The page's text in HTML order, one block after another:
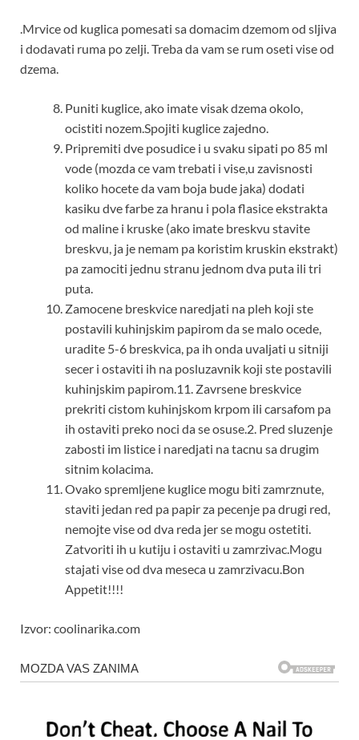
.Mrvice od kuglica pomesati sa domacim dzemom od sljiva
i dodavati ruma po zelji. Treba da vam se rum oseti vise od
dzema.
Puniti kuglice, ako imate visak dzema okolo,
ocistiti nozem.Spojiti kuglice zajedno.
Pripremiti dve posudice i u svaku sipati po 85 ml
vode (mozda ce vam trebati i vise,u zavisnosti
koliko hocete da vam boja bude jaka) dodati
kasiku dve farbe za hranu i pola flasice ekstrakta
od maline i kruske (ako imate breskvu stavite
breskvu, ja je nemam pa koristim kruskin ekstrakt)
pa zamociti jednu stranu jednom dva puta ili tri
puta.
Zamocene breskvice naredjati na pleh koji ste
postavili kuhinjskim papirom da se malo ocede,
uradite 5-6 breskvica, pa ih onda uvaljati u sitniji
secer i ostaviti ih na posluzavnik koji ste postavili
kuhinjskim papirom.11. Zavrsene breskvice
prekriti cistom kuhinjskom krpom ili carsafom pa
ih ostaviti preko noci da se osuse.2. Pred sluzenje
zabosti im listice i naredjati na tacnu sa drugim
sitnim kolacima.
Ovako spremljene kuglice mogu biti zamrznute,
staviti jedan red pa papir za pecenje pa drugi red,
nemojte vise od dva reda jer se mogu ostetiti.
Zatvoriti ih u kutiju i ostaviti u zamrzivac.Mogu
stajati vise od dva meseca u zamrzivacu.Bon
Appetit!!!!
Izvor: coolinarika.com